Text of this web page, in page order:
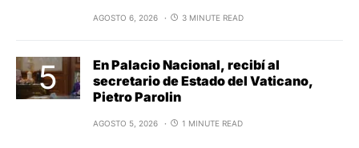
AGOSTO 6, 2026 3 MINUTE READ
En Palacio Nacional, recibí al
secretario de Estado del Vaticano,
Pietro Parolin
AGOSTO 5, 2026 1 MINUTE READ